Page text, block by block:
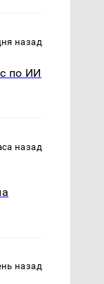
назад
по ИИ
назад
назад